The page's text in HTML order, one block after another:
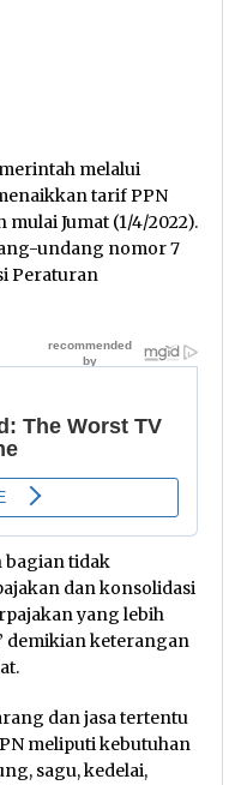
melalui
tarif PPN
mulai Jumat (1/4/2022).
undang nomor 7
Peraturan
bagian tidak
dan konsolidasi
yang lebih
demikian keterangan
dan jasa tertentu
meliputi kebutuhan
sagu, kedelai,